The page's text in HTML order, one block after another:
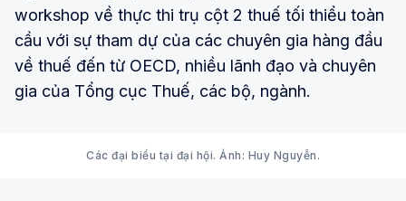
workshop về thực thi trụ cột 2 thuế tối thiểu toàn
cầu với sự tham dự của các chuyên gia hàng đầu
về thuế đến từ OECD, nhiều lãnh đạo và chuyên
gia của Tổng cục Thuế, các bộ, ngành.
Các đại biểu tại đại hội. Ảnh: Huy Nguyễn.